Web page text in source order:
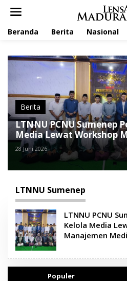
Beranda Berita Nasional
Berita
LTNNU PCNU Sumenep
Media Lewat Workshop
28 Juni 2026
LTNNU Sumenep
LTNNU PCNU
Kelola Media
Manajemen
Populer